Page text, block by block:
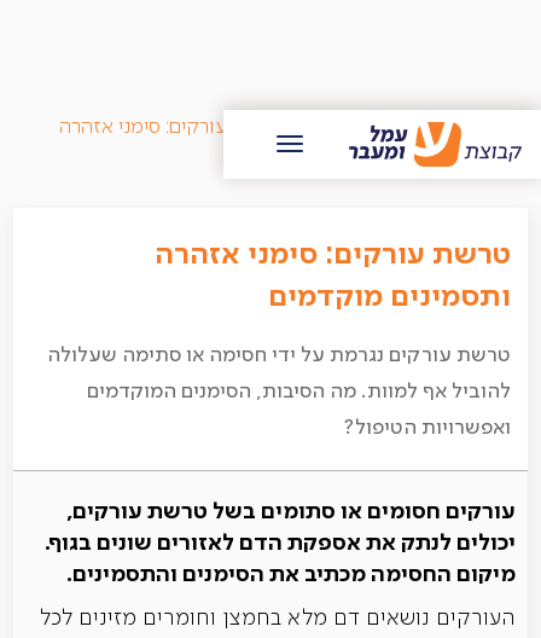
בלוג עמל ומעבר
טרשת עורקים: סימני אזהרה
ותסמינים מוקדמים
טרשת עורקים: סימני אזהרה
ותסמינים מוקדמים
טרשת עורקים נגרמת על ידי חסימה או סתימה שעלולה
להוביל אף למוות. מה הסיבות, הסימנים המוקדמים
ואפשרויות הטיפול?
עורקים חסומים או סתומים בשל טרשת עורקים,
יכולים לנתק את אספקת הדם לאזורים שונים בגוף.
מיקום החסימה מכתיב את הסימנים והתסמינים.
העורקים נושאים דם מלא בחמצן וחומרים מזינים לכל